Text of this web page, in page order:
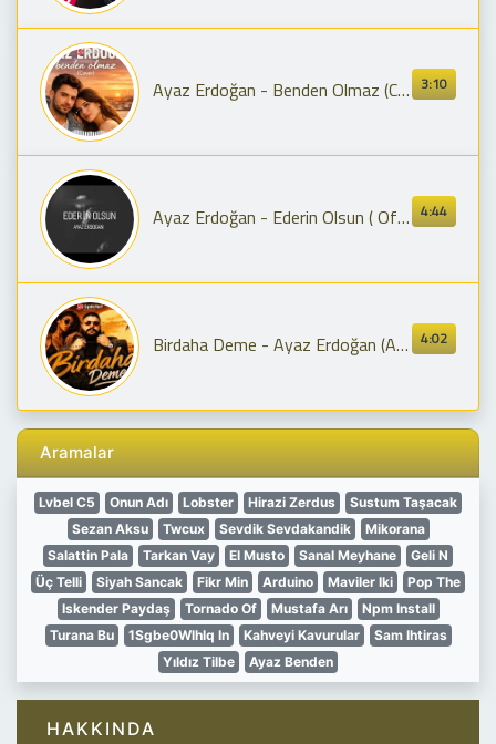
3:10
Ayaz Erdoğan - Benden Olmaz (Cover) 2026
4:44
Ayaz Erdoğan - Ederin Olsun ( Official Audio )
4:02
Birdaha Deme - Ayaz Erdoğan (Afro House)
Aramalar
Lvbel C5 Onun Adı Lobster Hirazi Zerdus
Sustum Taşacak
Sezan Aksu
Twcux Sevdik Sevdakandik
Mikorana
Salattin Pala
Tarkan Vay El Musto Sanal Meyhane
Geli N
Üç Telli
Siyah Sancak Fikr Min Arduino Maviler Iki
Pop The
Iskender Paydaş
Tornado Of Mustafa Arı
Npm Install
Turana Bu
1Sgbe0Wlhlq In Kahveyi Kavurular
Sam Ihtiras
Yıldız Tilbe
Ayaz Benden
HAKKINDA